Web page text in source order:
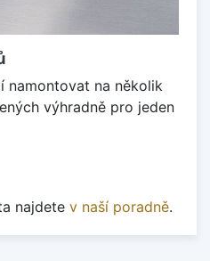
namontovat na několik
výhradně pro jeden
najdete v naší poradně.